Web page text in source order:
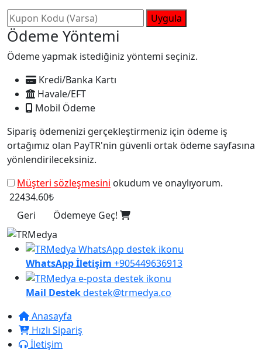
Uygula
Ödeme Yöntemi
Ödeme yapmak istediğiniz yöntemi seçiniz.
Kredi/Banka Kartı
Havale/EFT
Mobil Ödeme
Sipariş ödemenizi gerçekleştirmeniz için ödeme iş
ortağımız olan PayTR'nin güvenli ortak ödeme sayfasına
yönlendirileceksiniz.
Müşteri sözleşmesini okudum ve onaylıyorum.
22434.60₺
Geri
Ödemeye Geç!
WhatsApp İletişim +905449636913
Mail Destekdestek@trmedya.co
Anasayfa
Hızlı Sipariş
İletişim